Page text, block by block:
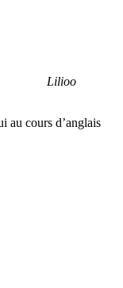
Lilioo
au cours d’anglais